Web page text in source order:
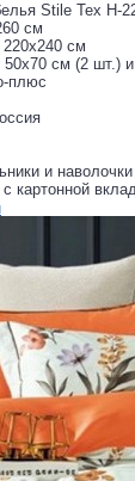
Stile Tex H-
см
см
50х70 см (2 шт.)
плюс
и
картонной